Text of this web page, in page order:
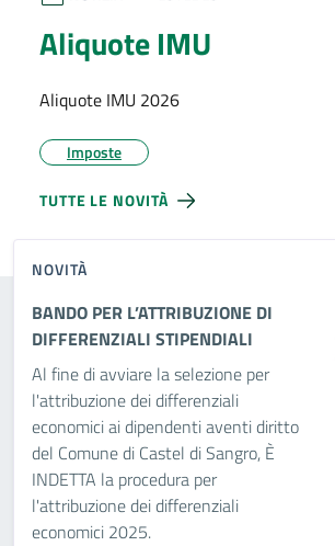
Aliquote IMU
Aliquote IMU 2026
Imposte
TUTTE LE NOVITÀ
NOVITÀ
BANDO PER L’ATTRIBUZIONE DI
DIFFERENZIALI STIPENDIALI
Al fine di avviare la selezione per
l'attribuzione dei differenziali
economici ai dipendenti aventi diritto
del Comune di Castel di Sangro, È
INDETTA la procedura per
l'attribuzione dei differenziali
economici 2025.